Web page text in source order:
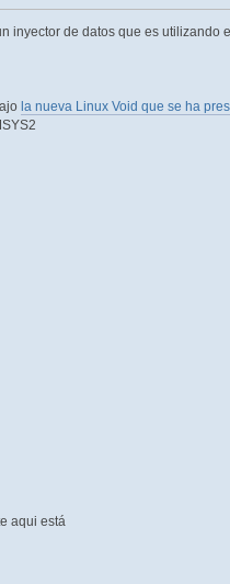
de datos que es utilizando
la nueva Linux Void que se ha
aqui está